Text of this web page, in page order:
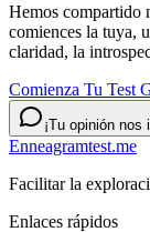
Hemos compartido
comiences la tuya,
claridad, la
Comienza Tu Test
¡Tu opinión nos
Enneagramtest.me
Facilitar la
Enlaces rápidos